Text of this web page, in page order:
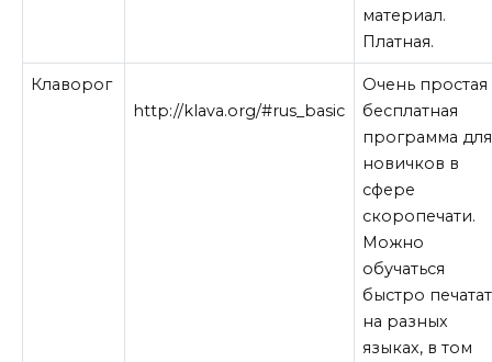
материал.
Платная.
Клаворог
http://klava.org/#rus_basic
Очень простая
бесплатная
программа для
новичков в
сфере
скоропечати.
Можно
обучаться
быстро
на разных
языках, в том